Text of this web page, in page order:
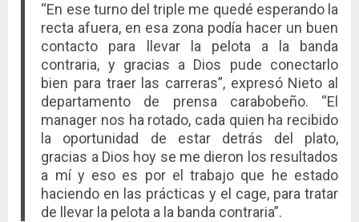
“En ese turno del triple me quedé esperando la
recta afuera, en esa zona podía hacer un buen
contacto para llevar la pelota a la banda
contraria, y gracias a Dios pude conectarlo
bien para traer las carreras”, expresó Nieto al
departamento de prensa carabobeño. “El
manager nos ha rotado, cada quien ha recibido
la oportunidad de estar detrás del plato,
gracias a Dios hoy se me dieron los resultados
a mí y eso es por el trabajo que he estado
haciendo en las prácticas y el cage, para tratar
de llevar la pelota a la banda contraria”.